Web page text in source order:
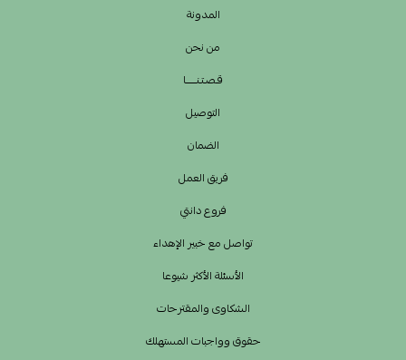
المدونة
من نحن
قـصـتـنــــــا
التوصيل
الضمان
فريق العمل
فروع دانتي
تواصل مع خبير الإهداء
الأسئلة الأكثر شيوعا
الشكاوى والمقترحات
حقوق وواجبات المستهلك